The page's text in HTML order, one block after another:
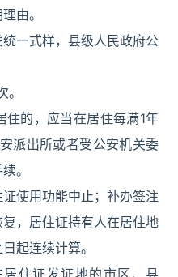
由。
一式样，县级人民政府公
住的，应当在居住每满1年
派出所或者受公安机关委
。
使用功能中止；补办签注
，居住证持有人在居住地
起连续计算。
住证发证地的市区、县